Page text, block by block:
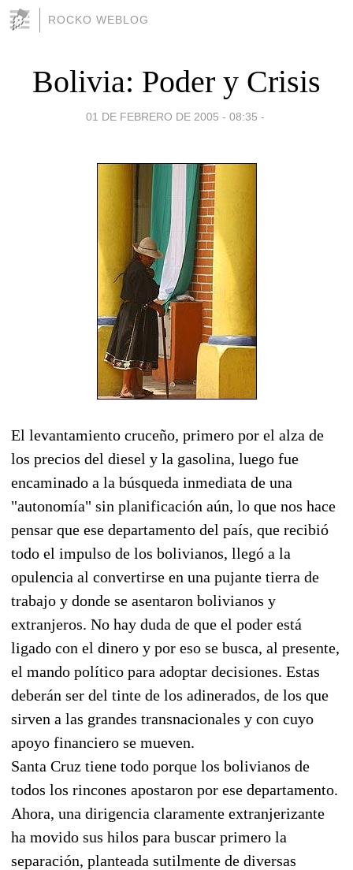
ROCKO WEBLOG
Bolivia: Poder y Crisis
01 DE FEBRERO DE 2005 - 08:35 -
El levantamiento cruceño, primero por el alza de
los precios del diesel y la gasolina, luego fue
encaminado a la búsqueda inmediata de una
"autonomía" sin planificación aún, lo que nos hace
pensar que ese departamento del país, que recibió
todo el impulso de los bolivianos, llegó a la
opulencia al convertirse en una pujante tierra de
trabajo y donde se asentaron bolivianos y
extranjeros. No hay duda de que el poder está
ligado con el dinero y por eso se busca, al presente,
el mando político para adoptar decisiones. Estas
deberán ser del tinte de los adinerados, de los que
sirven a las grandes transnacionales y con cuyo
apoyo financiero se mueven.
Santa Cruz tiene todo porque los bolivianos de
todos los rincones apostaron por ese departamento.
Ahora, una dirigencia claramente extranjerizante
ha movido sus hilos para buscar primero la
separación, planteada sutilmente de diversas